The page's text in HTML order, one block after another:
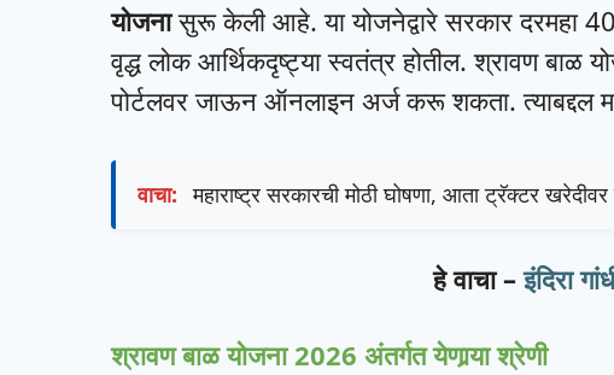
योजनासुरू केली आहे. या योजनेद्वारे सरकार दरमहा
वृद्ध लोक आर्थिकदृष्ट्या स्वतंत्र होतील. श्रावण बाळ
पोर्टलवर जाऊन ऑनलाइन अर्ज करू शकता. त्याबद्दल
वाचा: महाराष्ट्र सरकारची मोठी घोषणा, आता ट्रॅक्टर
हे वाचा –इंदिरा
श्रावण बाळ योजना 2026 अंतर्गत येणार्‍या श्रेणी